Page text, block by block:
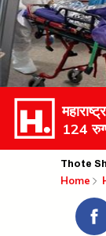
124
Thote
Home